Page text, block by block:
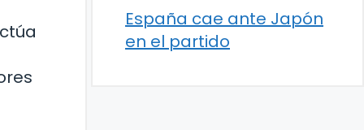
España cae ante Japón
en el partido